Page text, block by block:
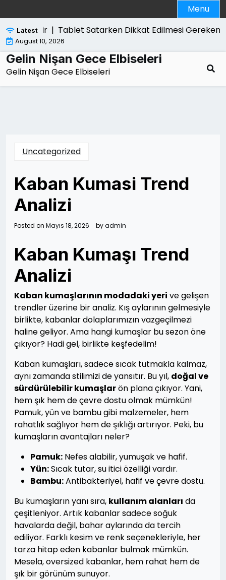
to
content
Menu
Latest
Tehlikelidir |Tablet Satarken Dikkat Edilmesi
August 10, 2026
Gelin Nişan Gece Elbiseleri
Gelin Nişan Gece Elbiseleri
Uncategorized
Kaban Kumasi Trend
Analizi
Posted on Mayıs 18, 2026 byadmin
Kaban Kumaşı Trend
Analizi
Kaban kumaşlarının modadaki yeri ve gelişen
trendler üzerine bir analiz. Kış aylarının gelmesiyle
birlikte, kabanlar dolaplarımızın vazgeçilmezi
haline geliyor. Ama hangi kumaşlar bu sezon öne
çıkıyor? Hadi gel, birlikte keşfedelim!
Kaban kumaşları, sadece sıcak tutmakla kalmaz,
aynı zamanda stilimizi de yansıtır. Bu yıl, doğal ve
sürdürülebilir kumaşlarön plana çıkıyor. Yani,
hem şık hem de çevre dostu olmak mümkün!
Pamuk, yün ve bambu gibi malzemeler, hem
rahatlık sağlıyor hem de şıklığı artırıyor. Peki, bu
kumaşların avantajları neler?
Pamuk: Nefes alabilir, yumuşak ve hafif.
Yün:Sıcak tutar, su itici özelliği vardır.
Bambu:Antibakteriyel, hafif ve çevre dostu.
Bu kumaşların yanı sıra, kullanım alanları da
çeşitleniyor. Artık kabanlar sadece soğuk
havalarda değil, bahar aylarında da tercih
ediliyor. Farklı kesim ve renk seçenekleriyle, her
tarza hitap eden kabanlar bulmak mümkün.
Mesela, oversized kabanlar, hem rahat hem de
şık bir görünüm sunuyor.